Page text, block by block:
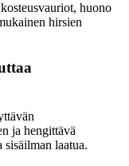
huono
hirsien
ja hengittävä
sisäilman laatua.